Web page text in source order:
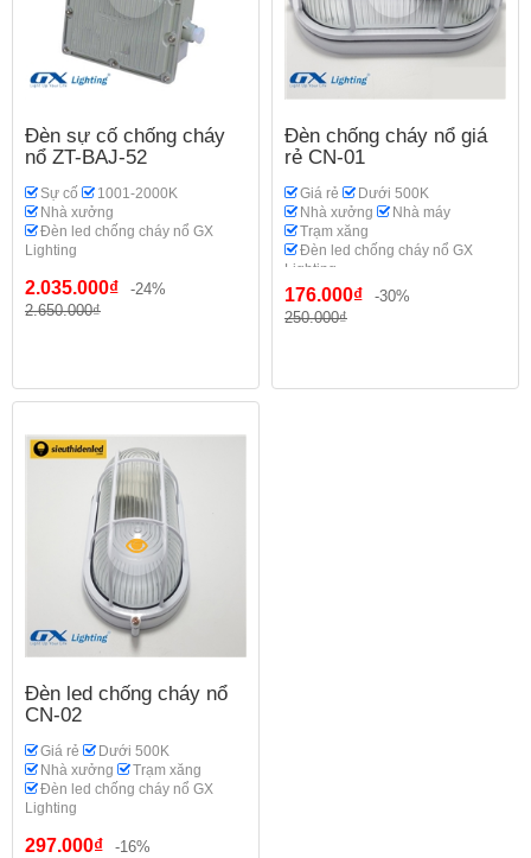
Đèn sự cố chống cháy
nổ ZT-BAJ-52
Sự cố
1001-2000K
Nhà xưởng
Đèn led chống cháy nổ GX
Lighting
2.035.000₫
-24%
2.650.000₫
Đèn chống cháy nổ giá
rẻ CN-01
Giá rẻ
Dưới 500K
Nhà xưởng
Nhà máy
Trạm xăng
Đèn led chống cháy nổ GX
Lighting
176.000₫
-30%
250.000₫
Đèn led chống cháy nổ
CN-02
Giá rẻ
Dưới 500K
Nhà xưởng
Trạm xăng
Đèn led chống cháy nổ GX
Lighting
297.000₫ -16%